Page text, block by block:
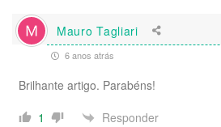
Mauro Tagliari
6 anos atrás
Brilhante artigo. Parabéns!
1
Responder